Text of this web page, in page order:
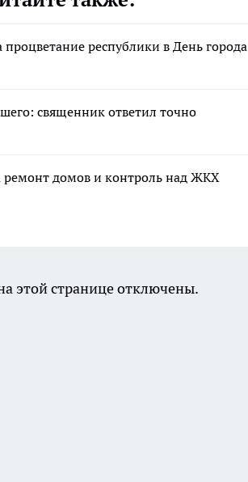
республики в День города
священник ответил точно
ремонт домов и контроль над ЖКХ
этой странице отключены.